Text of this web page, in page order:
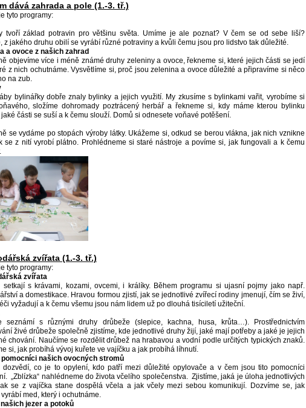
dává zahrada a pole (1.-3. tř.)
tyto programy:
tvoří základ potravin pro většinu světa. Umíme je ale poznat? V čem se od sebe liší?
z jakého druhu obilí se vyrábí různé potraviny a kvůli čemu jsou pro lidstvo tak důležité.
a ovoce z našich zahrad
objevíme více i méně známé druhy zeleniny a ovoce, řekneme si, které jejich části se jedí
z nich ochutnáme. Vysvětlíme si, proč jsou zelenina a ovoce důležité a připravíme si něco
na zub.
bylinářky dobře znaly bylinky a jejich využití. My zkusíme s bylinkami vařit, vyrobíme si
složíme dohromady poztrácený herbář a řekneme si, kdy máme kterou bylinku
části se suší a k čemu slouží. Domů si odnesete voňavé potěšení.
se vydáme po stopách výroby látky. Ukážeme si, odkud se berou vlákna, jak nich vznikne
se z nití vyrobí plátno. Prohlédneme si staré nástroje a povíme si, jak fungovali a k čemu
zvířata (1.-3. tř.)
tyto programy:
zvířata
setkají s krávami, kozami, ovcemi, i králíky. Během programu si ujasní pojmy jako např.
a domestikace. Hravou formou zjistí, jak se jednotlivé zvířecí rodiny jmenují, čím se živí,
vyžadují a k čemu všemu jsou nám lidem už po dlouhá tisíciletí užiteční.
seznámí s různými druhy drůbeže (slepice, kachna, husa, krůta…). Prostřednictvím
živé drůbeže společně zjistíme, kde jednotlivé druhy žijí, jaké mají potřeby a jaké je jejich
chování. Naučíme se rozdělit drůbež na hrabavou a vodní podle určitých typických znaků.
si, jak probíhá vývoj kuřete ve vajíčku a jak probíhá líhnutí.
pomocníci našich ovocných stromů
dozvědí, co je to opylení, kdo patří mezi důležité opylovače a v čem jsou tito pomocníci
„Zblízka“ nahlédneme do života včelího společenstva. Zjistíme, jaká je úloha jednotlivých
se z vajíčka stane dospělá včela a jak včely mezi sebou komunikují. Dozvíme se, jak
med, který i ochutnáme.
našich jezer a potoků